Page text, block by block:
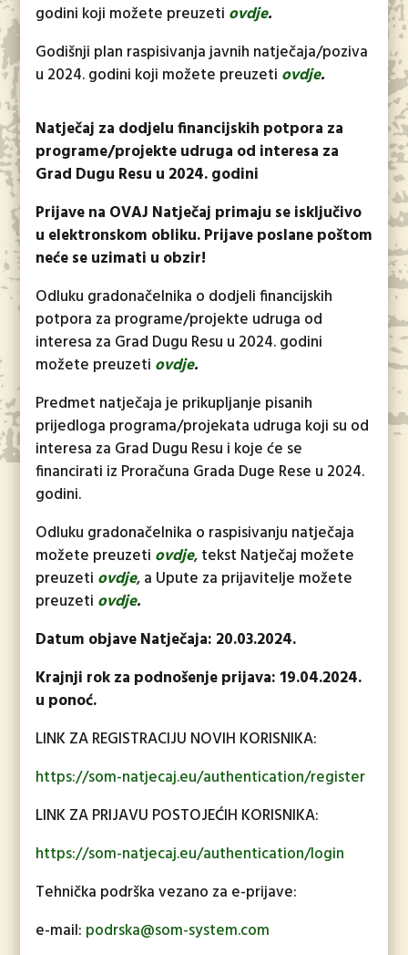
godini koji možete preuzeti ovdje.
Godišnji plan raspisivanja javnih natječaja/poziva
u 2024. godini koji možete preuzeti ovdje.
Natječaj za dodjelu financijskih potpora za
programe/projekte udruga od interesa za
Grad Dugu Resu u 2024. godini
Prijave na OVAJ Natječaj primaju se isključivo
u elektronskom obliku. Prijave poslane poštom
neće se uzimati u obzir!
Odluku gradonačelnika o dodjeli financijskih
potpora za programe/projekte udruga od
interesa za Grad Dugu Resu u 2024. godini
možete preuzeti ovdje.
Predmet natječaja je prikupljanje pisanih
prijedloga programa/projekata udruga koji su od
interesa za Grad Dugu Resu i koje će se
financirati iz Proračuna Grada Duge Rese u 2024.
godini.
Odluku gradonačelnika o raspisivanju natječaja
možete preuzeti ovdje, tekst Natječaj možete
preuzeti ovdje, a Upute za prijavitelje možete
preuzeti ovdje.
Datum objave Natječaja: 20.03.2024.
Krajnji rok za podnošenje prijava: 19.04.2024.
u ponoć.
LINK ZA REGISTRACIJU NOVIH KORISNIKA:
https://som-natjecaj.eu/authentication/register
LINK ZA PRIJAVU POSTOJEĆIH KORISNIKA:
https://som-natjecaj.eu/authentication/login
Tehnička podrška vezano za e-prijave:
e-mail: podrska@som-system.com